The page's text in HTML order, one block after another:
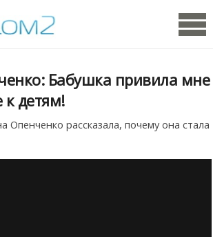
Бабушка привила мне
детям!
Опенченко рассказала, почему она стала